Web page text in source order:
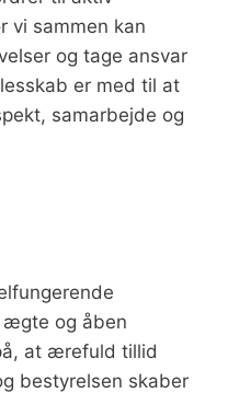
vi sammen kan
og tage ansvar
er med til at
samarbejde og
og åben
at ærefuld tillid
bestyrelsen skaber